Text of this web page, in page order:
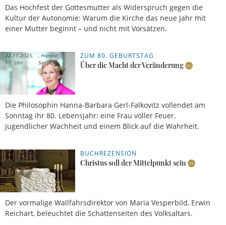
Das Hochfest der Gottesmutter als Widerspruch gegen die
Kultur der Autonomie: Warum die Kirche das neue Jahr mit
einer Mutter beginnt – und nicht mit Vorsätzen.
ZUM 80. GEBURTSTAG
Über die Macht der Veränderung
Die Philosophin Hanna-Barbara Gerl-Falkovitz vollendet am
Sonntag ihr 80. Lebensjahr: eine Frau voller Feuer,
jugendlicher Wachheit und einem Blick auf die Wahrheit.
22.11.2025,
17 Uhr
Harald
Seubert
BUCHREZENSION
Christus soll der Mittelpunkt sein
Der vormalige Wallfahrsdirektor von Maria Vesperbild, Erwin
Reichart, beleuchtet die Schattenseiten des Volksaltars.
23.11.2025,
09 Uhr
Benedikt
Merz